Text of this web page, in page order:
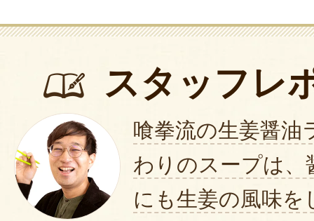
スタッフレ
喰拳流の生姜醤油
わりのスープは、
にも生姜の風味を